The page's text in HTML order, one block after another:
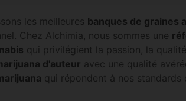
les meilleures banques de graines
Chez Alchimia, nous sommes une
qui privilégient la passion, la
d'auteur avec une qualité
qui répondent à nos